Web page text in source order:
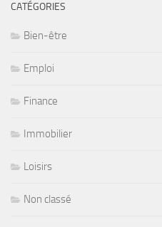
CATÉGORIES
Bien-être
Emploi
Finance
Immobilier
Loisirs
Non classé